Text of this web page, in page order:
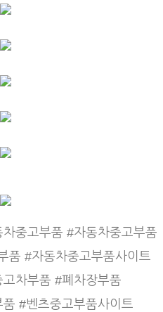
중고부품 #자동차중고부품
품 #자동차중고부품사이트
차부품 #폐차장부품
#벤츠중고부품사이트